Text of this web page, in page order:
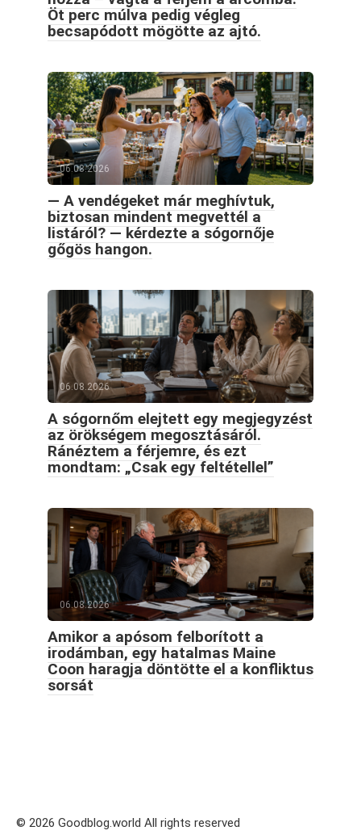
Öt perc múlva pedig végleg
becsapódott mögötte az ajtó.
06.08.2026
— A vendégeket már meghívtuk,
biztosan mindent megvettél a
listáról? — kérdezte a sógornője
gőgös hangon.
06.08.2026
A sógornőm elejtett egy megjegyzést
az örökségem megosztásáról.
Ránéztem a férjemre, és ezt
mondtam: „Csak egy feltétellel”
06.08.2026
Amikor a apósom felborított a
irodámban, egy hatalmas Maine
Coon haragja döntötte el a konfliktus
sorsát
© 2026 Goodblog.world All rights reserved